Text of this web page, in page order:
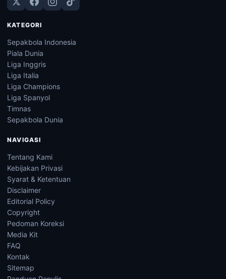
KATEGORI
Sepakbola Indonesia
Piala Dunia
Liga Inggris
Liga Italia
Liga Champions
Liga Spanyol
Timnas
Sepakbola Dunia
NAVIGASI
Tentang Kami
Kebijakan Privasi
Syarat & Ketentuan
Disclaimer
Editorial Policy
Copyright
Pedoman Koreksi
Media Kit
FAQ
Kontak
Sitemap